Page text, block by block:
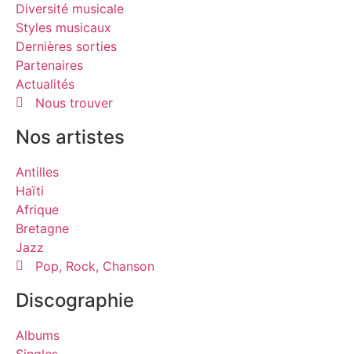
Diversité musicale
Styles musicaux
Dernières sorties
Partenaires
Actualités
Nous trouver
Nos artistes
Antilles
Haïti
Afrique
Bretagne
Jazz
Pop, Rock, Chanson
Discographie
Albums